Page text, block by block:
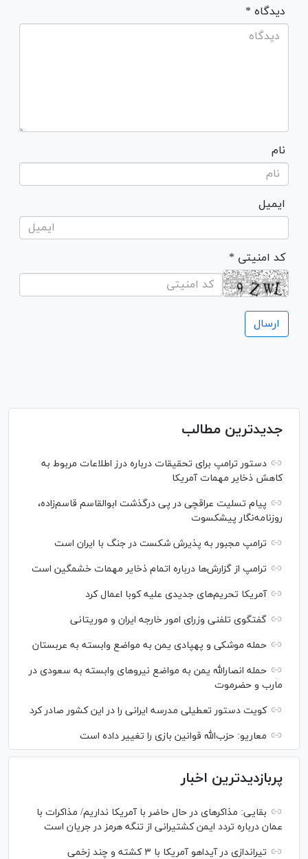
* دیدگاه
نام
ایمیل
* کد امنیتی
جدیدترین مطالب
دستور ترامپ برای تحقیقات درباره درز اطلاعات مربوط به
کاهش ذخایر مهمات آمریکا
پیام تسلیت عراقچی در پی درگذشت ابوالقاسم قاسم‌زاده،
روزنامه‌نگار پیشکسوت
ترامپ مجبور به پذیرش شکست در جنگ با ایران است
ترامپ از گزارش‌ها درباره اتمام ذخایر مهمات خشمگین است
آمریکا تحریم‌های جدیدی علیه کوبا اعمال کرد
گفتگوی تلفنی وزرای امور خارجه ایران و موریتانی
حمله موشکی و پهپادی یمن به مواضع وابسته به عربستان
حمله انصارالله یمن به مواضع نیرو‌های وابسته به سعودی در
مارب و حضرموت
کویت دستور تعطیلی مدرسه ایرانی را در این کشور صادر کرد
معاریو: حزب‌الله قوانین بازی را تغییر داده است
پربازدیدترین اخبار
بقایی: مذاکره‎ای در حال حاضر با آمریکا نداریم/ مذاکرات با
عمان درباره تردد ایمن کشتیرانی از تنگه هرمز در جریان است
تیراندازی در آیداهو آمریکا با ۳ کشته و چند زخمی